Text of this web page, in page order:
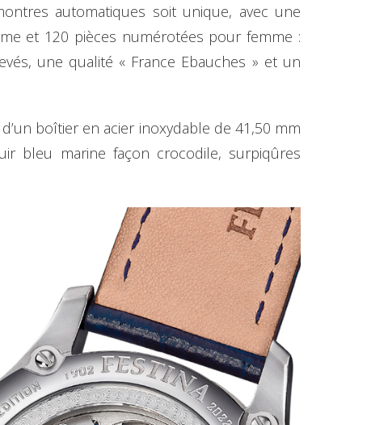
automatiques soit unique, avec une
et 120 pièces numérotées pour femme :
une qualité « France Ebauches » et un
boîtier en acier inoxydable de 41,50 mm
bleu marine façon crocodile, surpiqûres